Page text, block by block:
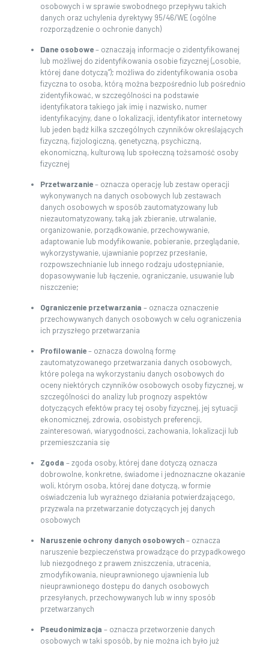
osobowych i w sprawie swobodnego przepływu takich
danych oraz uchylenia dyrektywy 95/46/WE (ogólne
rozporządzenie o ochronie danych)
Dane osobowe– oznaczają informacje o zidentyfikowanej
lub możliwej do zidentyfikowania osobie fizycznej („osobie,
której dane dotyczą”); możliwa do zidentyfikowania osoba
fizyczna to osoba, którą można bezpośrednio lub pośrednio
zidentyfikować, w szczególności na podstawie
identyfikatora takiego jak imię i nazwisko, numer
identyfikacyjny, dane o lokalizacji, identyfikator internetowy
lub jeden bądź kilka szczególnych czynników określających
fizyczną, fizjologiczną, genetyczną, psychiczną,
ekonomiczną, kulturową lub społeczną tożsamość osoby
fizycznej
Przetwarzanie– oznacza operację lub zestaw operacji
wykonywanych na danych osobowych lub zestawach
danych osobowych w sposób zautomatyzowany lub
niezautomatyzowany, taką jak zbieranie, utrwalanie,
organizowanie, porządkowanie, przechowywanie,
adaptowanie lub modyfikowanie, pobieranie, przeglądanie,
wykorzystywanie, ujawnianie poprzez przesłanie,
rozpowszechnianie lub innego rodzaju udostępnianie,
dopasowywanie lub łączenie, ograniczanie, usuwanie lub
niszczenie;
Ograniczenie przetwarzania – oznacza oznaczenie
przechowywanych danych osobowych w celu ograniczenia
ich przyszłego przetwarzania
Profilowanie– oznacza dowolną formę
zautomatyzowanego przetwarzania danych osobowych,
które polega na wykorzystaniu danych osobowych do
oceny niektórych czynników osobowych osoby fizycznej, w
szczególności do analizy lub prognozy aspektów
dotyczących efektów pracy tej osoby fizycznej, jej sytuacji
ekonomicznej, zdrowia, osobistych preferencji,
zainteresowań, wiarygodności, zachowania, lokalizacji lub
przemieszczania się
Zgoda – zgoda osoby, której dane dotyczą oznacza
dobrowolne, konkretne, świadome i jednoznaczne okazanie
woli, którym osoba, której dane dotyczą, w formie
oświadczenia lub wyraźnego działania potwierdzającego,
przyzwala na przetwarzanie dotyczących jej danych
osobowych
Naruszenie ochrony danych osobowych– oznacza
naruszenie bezpieczeństwa prowadzące do przypadkowego
lub niezgodnego z prawem zniszczenia, utracenia,
zmodyfikowania, nieuprawnionego ujawnienia lub
nieuprawnionego dostępu do danych osobowych
przesyłanych, przechowywanych lub w inny sposób
przetwarzanych
Pseudonimizacja – oznacza przetworzenie danych
osobowych w taki sposób, by nie można ich było już